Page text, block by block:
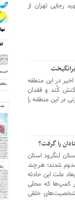
رجایی تهران از
در این منطقه
کُند و فقدان
در این منطقه را
را گرفت؟
لنگرود استان
و به دنبال آن ۳۲ نفر فوت و ۱۷ نفر مصدوم شدند؛ هرچند
علت این حادثه
کمپ‌ها که محلی
شخصیت‌های خلقی